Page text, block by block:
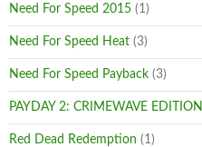
Need For Speed 2015 (1)
Need For Speed Heat (3)
Need For Speed Payback (3)
PAYDAY 2: CRIMEWAVE EDITION
Red Dead Redemption (1)